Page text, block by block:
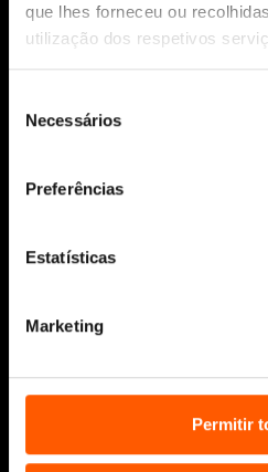
que lhes forneceu ou
utilização dos respetivos
Necessários
Preferências
Estatísticas
Marketing
Permitir
Sobre nós
Penguin
Distribuição
* Portes grátis para
e Ilhas em compras